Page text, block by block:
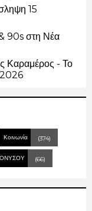
15
90s στη Νέα
Καραμέρος - Το
Κοινωνία (374)
(66)